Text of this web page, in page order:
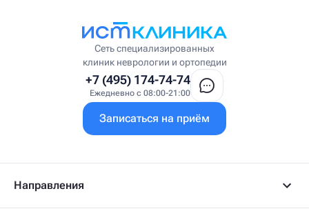
Врач интегративной медицины
Врач первичного приёма
Гастроэнтеролог-гепатолог
Гериатр
Гинеколог
Сеть специализированных
клиник неврологии и ортопедии
+7 (495) 174-74-74
Ежедневно с 08:00-21:00
Записаться на приём
Направления